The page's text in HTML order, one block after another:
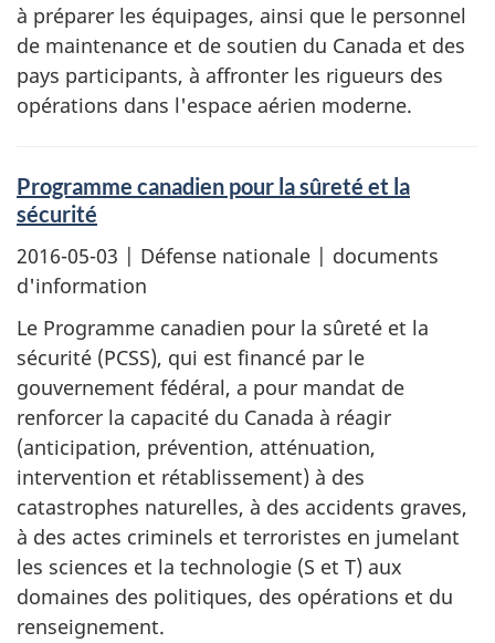
à préparer les équipages, ainsi que le personnel
de maintenance et de soutien du Canada et des
pays participants, à affronter les rigueurs des
opérations dans l'espace aérien moderne.
Programme canadien pour la sûreté et la
sécurité
2016-05-03 | Défense nationale | documents
d'information
Le Programme canadien pour la sûreté et la
sécurité (PCSS), qui est financé par le
gouvernement fédéral, a pour mandat de
renforcer la capacité du Canada à réagir
(anticipation, prévention, atténuation,
intervention et rétablissement) à des
catastrophes naturelles, à des accidents graves,
à des actes criminels et terroristes en jumelant
les sciences et la technologie (S et T) aux
domaines des politiques, des opérations et du
renseignement.